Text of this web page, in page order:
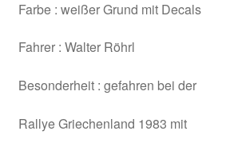
Farbe : weißer Grund mit Decals
Fahrer : Walter Röhrl
Besonderheit : gefahren bei der
Rallye Griechenland 1983 mit